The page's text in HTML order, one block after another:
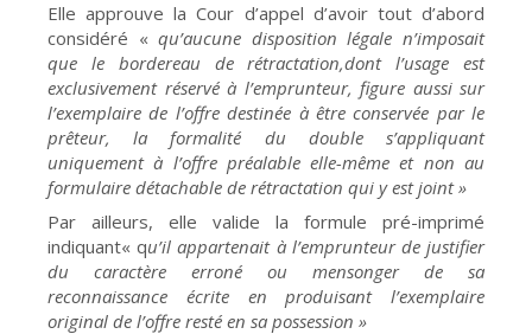
Elle approuve la Cour d’appel d’avoir tout d’abord
considéré «qu’aucune disposition légale n’imposait
que le bordereau de rétractation,dont l’usage est
exclusivement réservé à l’emprunteur, figure aussi sur
l’exemplaire de l’offre destinée à être conservée par le
prêteur, la formalité du double s’appliquant
uniquement à l’offre préalable elle-même et non au
formulaire détachable de rétractation qui y est joint »
Par ailleurs, elle valide la formule pré-imprimé
indiquant« qu’il appartenait à l’emprunteur de justifier
du caractère erroné ou mensonger de sa
reconnaissance écrite en produisant l’exemplaire
original de l’offre resté en sa possession »